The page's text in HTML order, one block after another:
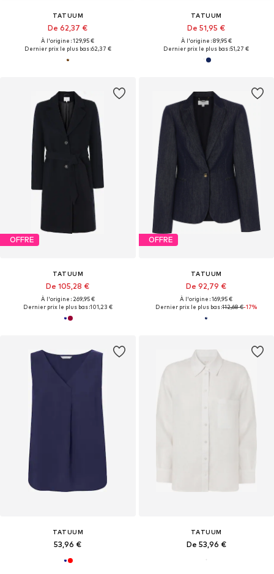
TATUUM
De 62,37 €
À l'origine : 129,95 €
Dernier prix le plus bas :62,37 €
TATUUM
De 51,95 €
À l'origine : 89,95 €
Dernier prix le plus bas :51,27 €
OFFRE
TATUUM
De 105,28 €
À l'origine : 269,95 €
Dernier prix le plus bas :101,23 €
OFFRE
TATUUM
De 92,79 €
À l'origine : 169,95 €
Dernier prix le plus bas :112,68 €-17%
TATUUM
53,96 €
TATUUM
De 53,96 €